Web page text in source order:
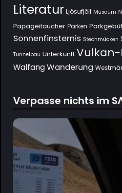
Literatur Ljósufjöll Museum
Papageitaucher Parken
Sonnenfinsternis Stechmücken
Tunnelbau Unterkunft Vulkan-
Walfang Wanderung
Verpasse nichts im